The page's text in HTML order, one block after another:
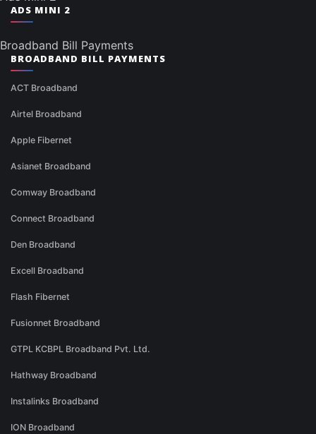
ADS MINI 2
Broadband Bill Payments
BROADBAND BILL PAYMENTS
ACT Broadband
Airtel Broadband
Apple Fibernet
Asianet Broadband
Comway Broadband
Connect Broadband
Den Broadband
Excell Broadband
Flash Fibernet
Fusionnet Broadband
GTPL KCBPL Broadband Pvt. Ltd.
Hathway Broadband
Instalinks Broadband
ION Broadband